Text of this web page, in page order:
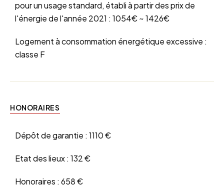
pour un usage standard, établi à partir des prix de
l'énergie de l'année 2021 : 1054€ ~ 1426€
Logement à consommation énergétique excessive :
classe F
HONORAIRES
Dépôt de garantie : 1110 €
Etat des lieux : 132 €
Honoraires : 658 €